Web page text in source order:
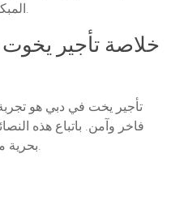
المبكرة في الحصول على أفضل الأسعار.
خلاصة تأجير
تأجير يخت في دبي هو
فاخر وآمن. باتباع هذه
بحرية مريحة وآمنة مليئة بالذكريات الرائعة.